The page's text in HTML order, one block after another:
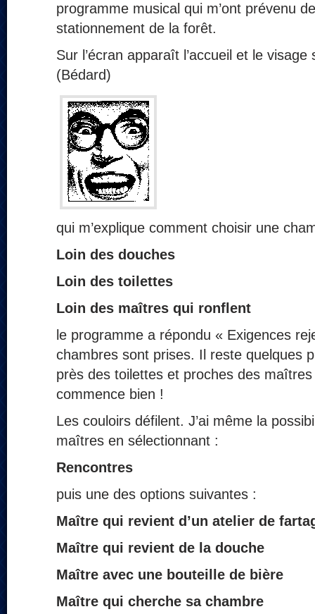
programme musical qui m’ont prévenu
stationnement de la forêt.
Sur l’écran apparaît l’accueil et le
(Bédard)
qui m’explique comment choisir une
Loin des douches
Loin des toilettes
Loin des maîtres qui ronflent
le programme a répondu « Exigences
chambres sont prises. Il reste quelques
près des toilettes et proches des
commence bien !
Les couloirs défilent. J’ai même la
maîtres en sélectionnant :
Rencontres
puis une des options suivantes :
Maître qui revient d’un atelier de
Maître qui revient de la douche
Maître avec une bouteille de bière
Maître qui cherche sa chambre